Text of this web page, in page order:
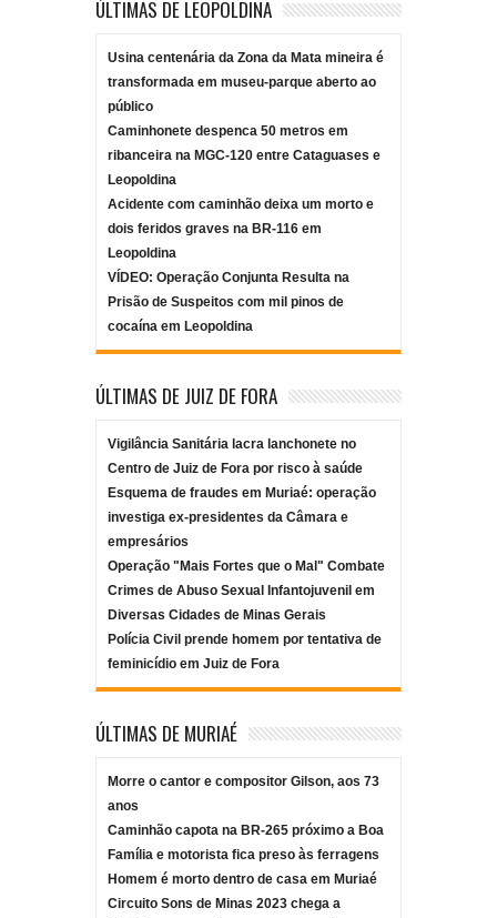
ÚLTIMAS DE LEOPOLDINA
Usina centenária da Zona da Mata mineira é
transformada em museu-parque aberto ao
público
Caminhonete despenca 50 metros em
ribanceira na MGC-120 entre Cataguases e
Leopoldina
Acidente com caminhão deixa um morto e
dois feridos graves na BR-116 em
Leopoldina
VÍDEO: Operação Conjunta Resulta na
Prisão de Suspeitos com mil pinos de
cocaína em Leopoldina
ÚLTIMAS DE JUIZ DE FORA
Vigilância Sanitária lacra lanchonete no
Centro de Juiz de Fora por risco à saúde
Esquema de fraudes em Muriaé: operação
investiga ex-presidentes da Câmara e
empresários
Operação "Mais Fortes que o Mal" Combate
Crimes de Abuso Sexual Infantojuvenil em
Diversas Cidades de Minas Gerais
Polícia Civil prende homem por tentativa de
feminicídio em Juiz de Fora
ÚLTIMAS DE MURIAÉ
Morre o cantor e compositor Gilson, aos 73
anos
Caminhão capota na BR-265 próximo a Boa
Família e motorista fica preso às ferragens
Homem é morto dentro de casa em Muriaé
Circuito Sons de Minas 2023 chega a